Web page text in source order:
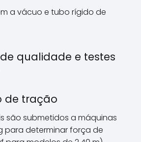
a vácuo e tubo rígido de
qualidade e testes
de tração
são submetidos a máquinas
para determinar força de